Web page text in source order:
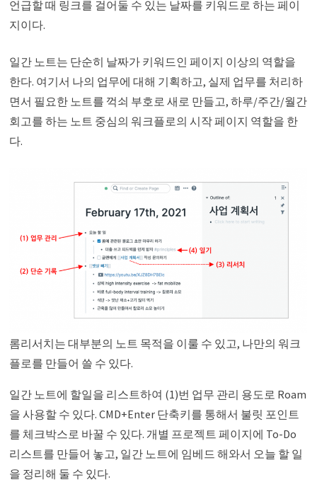
언급할 때 링크를 걸어둘 수 있는 날짜를 키워드로 하는 페이
지이다.
일간 노트는 단순히 날짜가 키워드인 페이지 이상의 역할을
한다. 여기서 나의 업무에 대해 기획하고, 실제 업무를 처리하
면서 필요한 노트를 꺽쇠 부호로 새로 만들고, 하루/주간/월간
회고를 하는 노트 중심의 워크플로의 시작 페이지 역할을 한
다.
롬리서치는 대부분의 노트 목적을 이룰 수 있고, 나만의 워크
플로를 만들어 쓸 수 있다.
일간 노트에 할일을 리스트하여 (1)번 업무 관리 용도로 Roam
을 사용할 수 있다. CMD+Enter 단축키를 통해서 불릿 포인트
를 체크박스로 바꿀 수 있다. 개별 프로젝트 페이지에 To-Do
리스트를 만들어 놓고, 일간 노트에 임베드 해와서 오늘 할 일
을 정리해 둘 수 있다.